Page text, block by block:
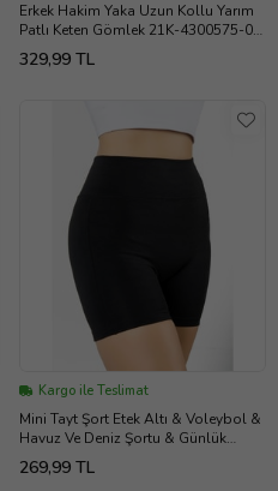
Erkek Hakim Yaka Uzun Kollu Yarım
Patlı Keten Gömlek 21K-4300575-02
Pembe
329,99 TL
Kargo ile Teslimat
Mini Tayt Şort Etek Altı & Voleybol &
Havuz Ve Deniz Şortu & Günlük
TRP23-SRT01
269,99 TL